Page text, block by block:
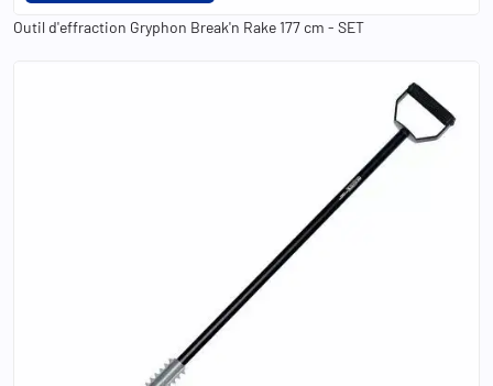
Outil d'effraction Gryphon Break'n Rake 177 cm - SET